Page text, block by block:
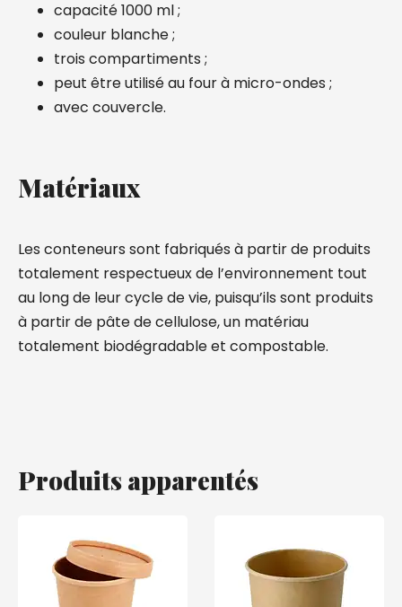
capacité 1000 ml ;
couleur blanche ;
trois compartiments ;
peut être utilisé au four à micro-ondes ;
avec couvercle.
Matériaux
Les conteneurs sont fabriqués à partir de produits
totalement respectueux de l’environnement tout
au long de leur cycle de vie, puisqu’ils sont produits
à partir de pâte de cellulose, un matériau
totalement biodégradable et compostable.
Produits apparentés